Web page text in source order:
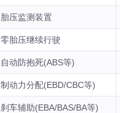
胎压监测装置
零胎压继续行驶
自动防抱死(ABS等)
制动力分配(EBD/CBC等)
刹车辅助(EBA/BAS/BA等)